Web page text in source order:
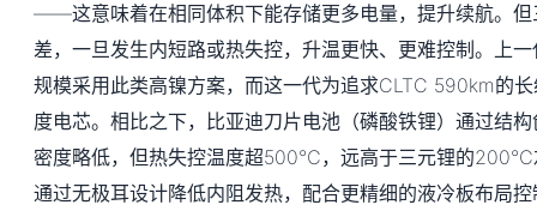
——这意味着在相同体积下能存储更多电量，提升续航。但
差，一旦发生内短路或热失控，升温更快、更难控制。上
规模采用此类高镍方案，而这一代为追求CLTC 590km的
度电芯。相比之下，比亚迪刀片电池（磷酸铁锂）通过结
密度略低，但热失控温度超500℃，远高于三元锂的200℃
通过无极耳设计降低内阻发热，配合更精细的液冷板布局